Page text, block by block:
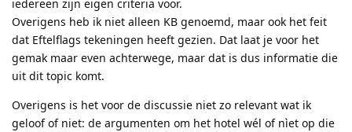
iedereen zijn eigen criteria voor.
Overigens heb ik niet alleen KB genoemd, maar ook het feit
dat Eftelflags tekeningen heeft gezien. Dat laat je voor het
gemak maar even achterwege, maar dat is dus informatie die
uit dit topic komt.
Overigens is het voor de discussie niet zo relevant wat ik
geloof of niet: de argumenten om het hotel wél of nìet op die